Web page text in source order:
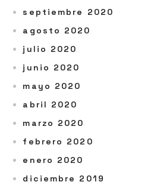
septiembre 2020
agosto 2020
julio 2020
junio 2020
mayo 2020
abril 2020
marzo 2020
febrero 2020
enero 2020
diciembre 2019